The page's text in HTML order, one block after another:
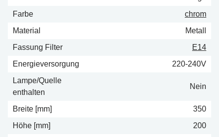
Farbe
chrom
Material
Metall
Fassung Filter
E14
Energieversorgung
220-240V
Lampe/Quelle
enthalten
Nein
Breite [mm]
350
Höhe [mm]
200